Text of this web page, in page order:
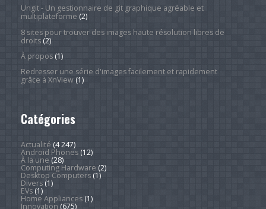
Ungit - Un gestionnaire de git graphique agréable et
multiplateforme (2)
8 sites pour trouver des images haute résolution libres de
droits(2)
À propos(1)
Redresser une série d'images facilement et rapidement
grâce à XnView(1)
Catégories
Actualité (4 247)
Android Phones(12)
À la une (28)
Computing Hardware (2)
Desktop Computers(1)
Divers(1)
EVs(1)
Home Appliances(1)
Innovation (675)